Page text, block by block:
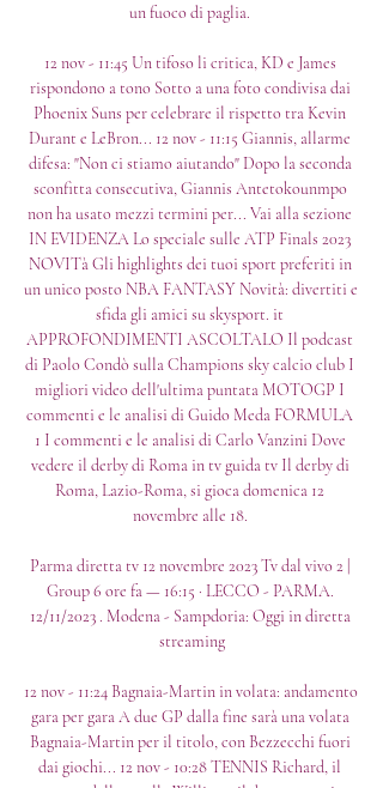
un fuoco di paglia.
12 nov - 11:45 Un tifoso li critica, KD e James
rispondono a tono Sotto a una foto condivisa dai
Phoenix Suns per celebrare il rispetto tra Kevin
Durant e LeBron... 12 nov - 11:15 Giannis, allarme
difesa: "Non ci stiamo aiutando" Dopo la seconda
sconfitta consecutiva, Giannis Antetokounmpo
non ha usato mezzi termini per... Vai alla sezione
IN EVIDENZA Lo speciale sulle ATP Finals 2023
NOVITà Gli highlights dei tuoi sport preferiti in
un unico posto NBA FANTASY Novità: divertiti e
sfida gli amici su skysport. it
APPROFONDIMENTI ASCOLTALO Il podcast
di Paolo Condò sulla Champions sky calcio club I
migliori video dell'ultima puntata MOTOGP I
commenti e le analisi di Guido Meda FORMULA
1 I commenti e le analisi di Carlo Vanzini Dove
vedere il derby di Roma in tv guida tv Il derby di
Roma, Lazio-Roma, si gioca domenica 12
novembre alle 18.
Parma diretta tv 12 novembre 2023 Tv dal vivo 2 |
Group 6 ore fa — 16:15 · LECCO - PARMA.
12/11/2023 . Modena - Sampdoria: Oggi in diretta
streaming
12 nov - 11:24 Bagnaia-Martin in volata: andamento
gara per gara A due GP dalla fine sarà una volata
Bagnaia-Martin per il titolo, con Bezzecchi fuori
dai giochi... 12 nov - 10:28 TENNIS Richard, il